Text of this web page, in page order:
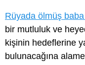
Rüyada ölmüş
bir mutluluk ve
kişinin hedeflerine
bulunacağına